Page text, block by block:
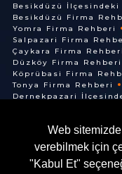
Web
verebilmek için
"Kabul Et"
Besikdüzü İlçesindeki
Besikdüzü Firma
Yomra Firma Rehberi
Salpazari Firma
Çaykara Firma Rehberi
Düzköy Firma Rehberi
Köprübasi Firma
Tonya Firma Rehberi
Dernekpazari
Of İlçesindeki